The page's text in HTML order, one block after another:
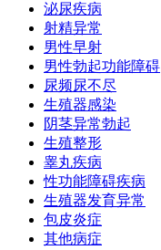
泌尿疾病
射精异常
男性早射
男性勃起功能障碍
尿频尿不尽
生殖器感染
阴茎异常勃起
生殖整形
睾丸疾病
性功能障碍疾病
生殖器发育异常
包皮炎症
其他病症